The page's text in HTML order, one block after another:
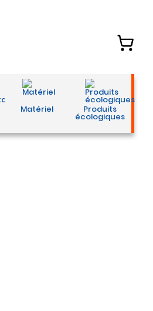
Matériel Produits
écologiques